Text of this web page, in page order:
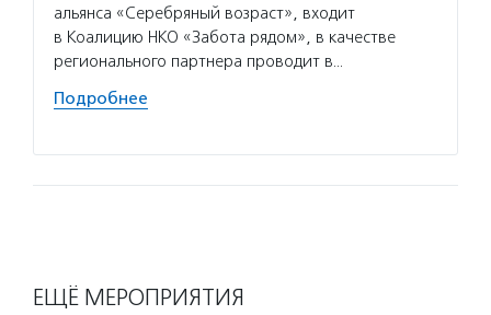
альянса «Серебряный возраст», входит
в Коалицию НКО «Забота рядом», в качестве
регионального партнера проводит в…
Подробнее
ЕЩЁ МЕРОПРИЯТИЯ